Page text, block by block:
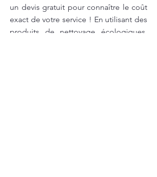
un devis gratuit pour connaître le coût
exact de votre service ! En utilisant des
produits de nettoyage écologiques,